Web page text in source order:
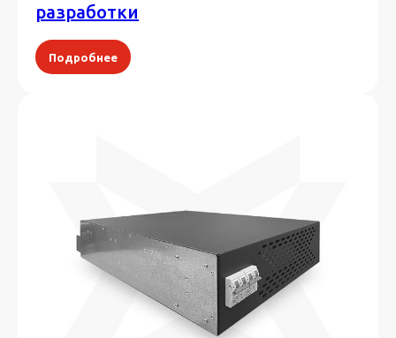
разработки
Подробнее